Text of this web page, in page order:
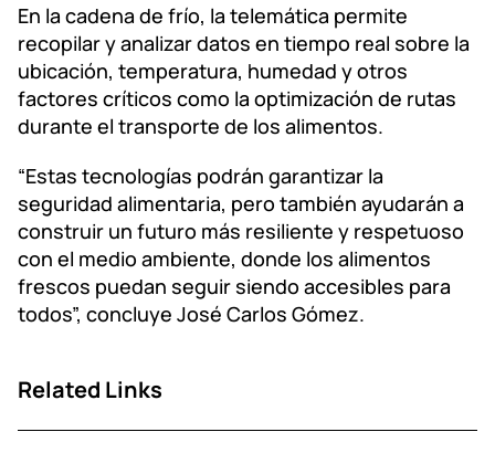
En la cadena de frío, la telemática permite
recopilar y analizar datos en tiempo real sobre la
ubicación, temperatura, humedad y otros
factores críticos como la optimización de rutas
durante el transporte de los alimentos.
“Estas tecnologías podrán garantizar la
seguridad alimentaria, pero también ayudarán a
construir un futuro más resiliente y respetuoso
con el medio ambiente, donde los alimentos
frescos puedan seguir siendo accesibles para
todos”, concluye José Carlos Gómez.
Related Links